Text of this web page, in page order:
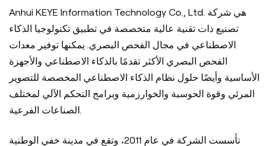
Anhui KEYE Information Technology Co., Ltd. هي شركة
تصنيع ذات تقنية عالية متخصصة في تطبيق تكنولوجيا الذكاء
الاصطناعي في مجال الفحص البصري. يمكنها توفير معدات
الفحص البصري الأكثر تقدمًا بالذكاء الاصطناعي والأجهزة
الأساسية وأيضًا حلول نظام الذكاء الاصطناعي المخصصة للتصوير
المرئي وقوة الحوسبة والخوارزمية وبرامج التحكم الآلي لمختلف
الصناعات الفرعية.
تأسست الشركة في عام 2011، وتقع في مدينة خفي الوطنية